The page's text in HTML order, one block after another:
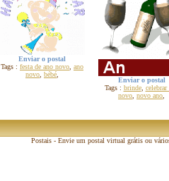
Enviar o postal
Tags : festa de ano novo ano
novo bébé
Enviar o postal
Tags : brinde, celebrar
novo novo ano
Postais - Envie um postal virtual grátis ou